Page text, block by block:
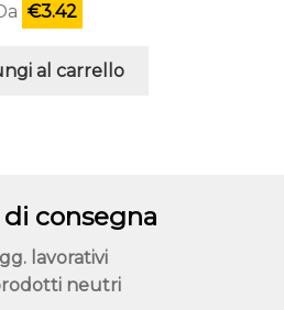
€3.42
al carrello
consegna
lavorativi
neutri